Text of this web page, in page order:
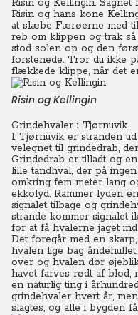
Risin og Kellingin.
Risin og hans kone
at slæbe Færøerne med
reb om klippen og trak
stod solen op og den
forstenede. Tror du ikke
flækkede klippe, når det
Risin og Kellingin
Grindehvaler i Tjørnuvik
I Tjørnuvik er stranden
velegnet til grindedrab,
Grindedrab er tilladt og
lille tandhval, der på
omkring fem meter lang
ekkolyd. Rammer lyden
signalet tilbage og
strande kommer signalet
for at få hvalerne jaget
Det foregår med en
hvalen lige bag
over og hvalen dør
havet farves rødt af
en naturlig ting i
grindehvaler hvert år,
slagtes, og alle i bygden